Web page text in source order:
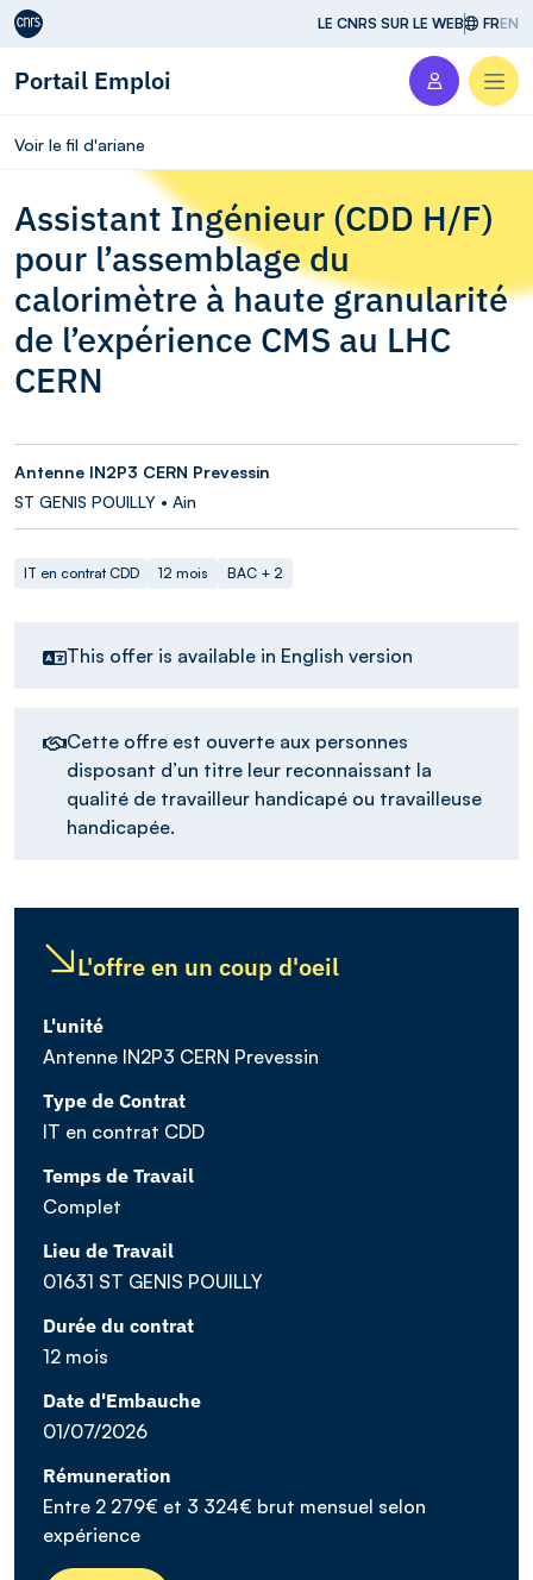
Aller au contenu LE CNRS SUR LE WEB FREN
Portail Emploi
Voir le fil d'ariane
Assistant Ingénieur (CDD H/F)
pour l’assemblage du
calorimètre à haute granularité
de l’expérience CMS au LHC
CERN
Antenne IN2P3 CERN Prevessin
ST GENIS POUILLY • Ain
IT en contrat CDD 12 mois BAC + 2
This offer is available in English version
Cette offre est ouverte aux personnes
disposant d’un titre leur reconnaissant la
qualité de travailleur handicapé ou travailleuse
handicapée.
L'offre en un coup d'oeil
L'unité
Antenne IN2P3 CERN Prevessin
Type de Contrat
IT en contrat CDD
Temps de Travail
Complet
Lieu de Travail
01631 ST GENIS POUILLY
Durée du contrat
12 mois
Date d'Embauche
01/07/2026
Rémuneration
Entre 2 279€ et 3 324€ brut mensuel selon
expérience